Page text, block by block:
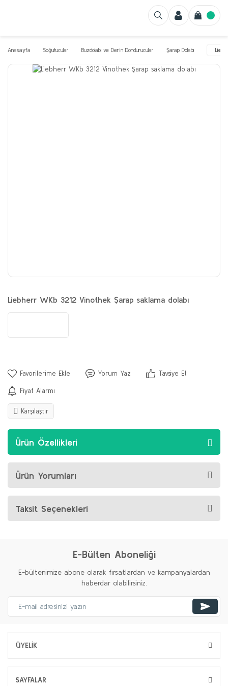
Anasayfa Soğutucular Buzdolabı ve Derin Dondurucular Şarap Dolabı
Liebherr WKb 3212 Vinothek Şarap saklama dolabı
Yorum Yaz Tavsiye Et
Fiyat Alarmı
Karşılaştır
Ürün Özellikleri
Ürün Yorumları
Taksit Seçenekleri
E-Bülten Aboneliği
E-bültenimize abone olarak fırsatlardan ve kampanyalardan
haberdar olabilirsiniz.
ÜYELİK
SAYFALAR